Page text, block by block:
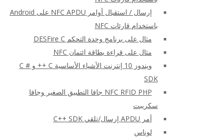
إرسال / استقبال أوامر NFC APDU على Android
باستخدام قارئات NFC
مثال على برنامج وحدة التحكم DESFire C
مثال على قراءة بطاقة ائتمان NFC
ويندوز 10 إنترنت الأشياء الأساسية C ++ و C #
SDK
NFC RFID PHP جافا التطبيق الصغير وجافا
سكريبت
أمر APDU إرسال/تلقي C++ SDK
لوناس